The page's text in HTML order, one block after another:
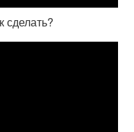
сделать?